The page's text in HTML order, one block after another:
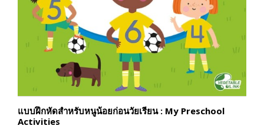
แบบฝึกหัดสำหรับหนูน้อยก่อนวัยเรียน : My Preschool
Activities